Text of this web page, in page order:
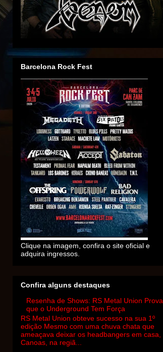
Barcelona Rock Fest
Clique na imagem, confira o site oficial e
adquira ingressos.
Confira alguns destaques
Resenha de Shows: RS Metal Union Prova
que o Underground Tem Força
RS Metal Union obteve sucesso na sua 1º
edição Mesmo com uma chuva chata que
ameaçava deixar os headbangers em casa,
Canoas, na regiã...